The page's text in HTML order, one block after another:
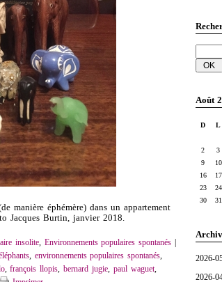
Août
D L
2
3
9
10
16
17
23
24
30
31
2026-
2026-
manière éphémère) dans un appartement
Jacques Burtin, janvier 2018.
insolite, Environnements populaires spontanés
, environnements populaires spontanés,
,françois llopis, bernard jugie, paul waguet,